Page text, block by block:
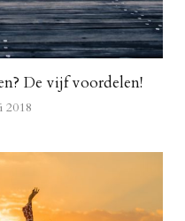
De vijf voordelen!
2018